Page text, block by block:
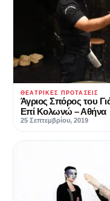
ΘΕΑΤΡΙΚΈΣ ΠΡΟΤΆΣΕΙΣ
Άγριος Σπόρος του
Επί Κολωνώ – Αθήνα
25 Σεπτεμβρίου, 2019